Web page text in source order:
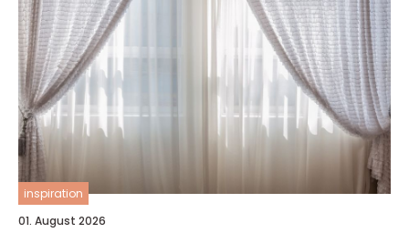
inspiration
01. August 2026